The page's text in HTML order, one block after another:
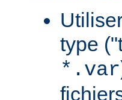
type
*.var